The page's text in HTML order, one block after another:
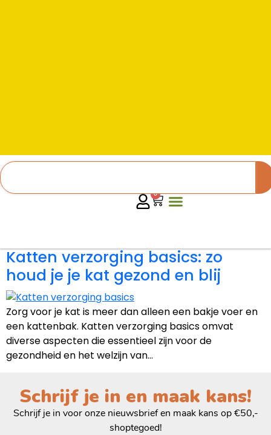
0
Katten verzorging basics: zo
houd je je kat gezond en blij
Zorg voor je kat is meer dan alleen een bakje voer en
een kattenbak. Katten verzorging basics omvat
diverse aspecten die essentieel zijn voor de
gezondheid en het welzijn van…
Schrijf je in en maak kans!
Schrijf je in voor onze nieuwsbrief en maak kans op €50,-
shoptegoed!